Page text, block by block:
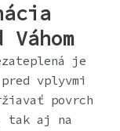
je
vplyvmi
povrch
tak aj na